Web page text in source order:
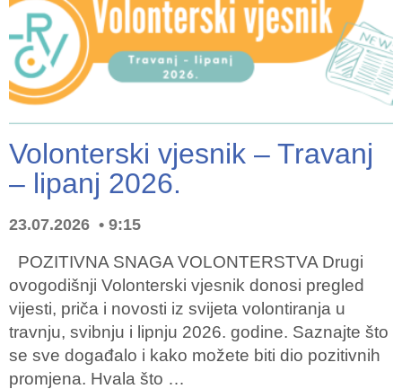
Volonterski vjesnik – Travanj
– lipanj 2026.
23.07.2026 9:15
POZITIVNA SNAGA VOLONTERSTVA Drugi
ovogodišnji Volonterski vjesnik donosi pregled
vijesti, priča i novosti iz svijeta volontiranja u
travnju, svibnju i lipnju 2026. godine. Saznajte što
se sve događalo i kako možete biti dio pozitivnih
promjena. Hvala što …